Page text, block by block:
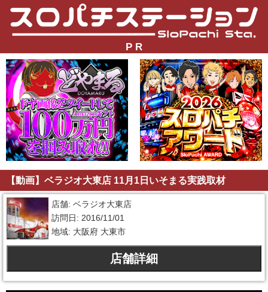
P R
【動画】ベラジオ大東店 11月1日いそまる実践取材
店舗: ベラジオ大東店
訪問日: 2016/11/01
地域: 大阪府 大東市
店舗詳細